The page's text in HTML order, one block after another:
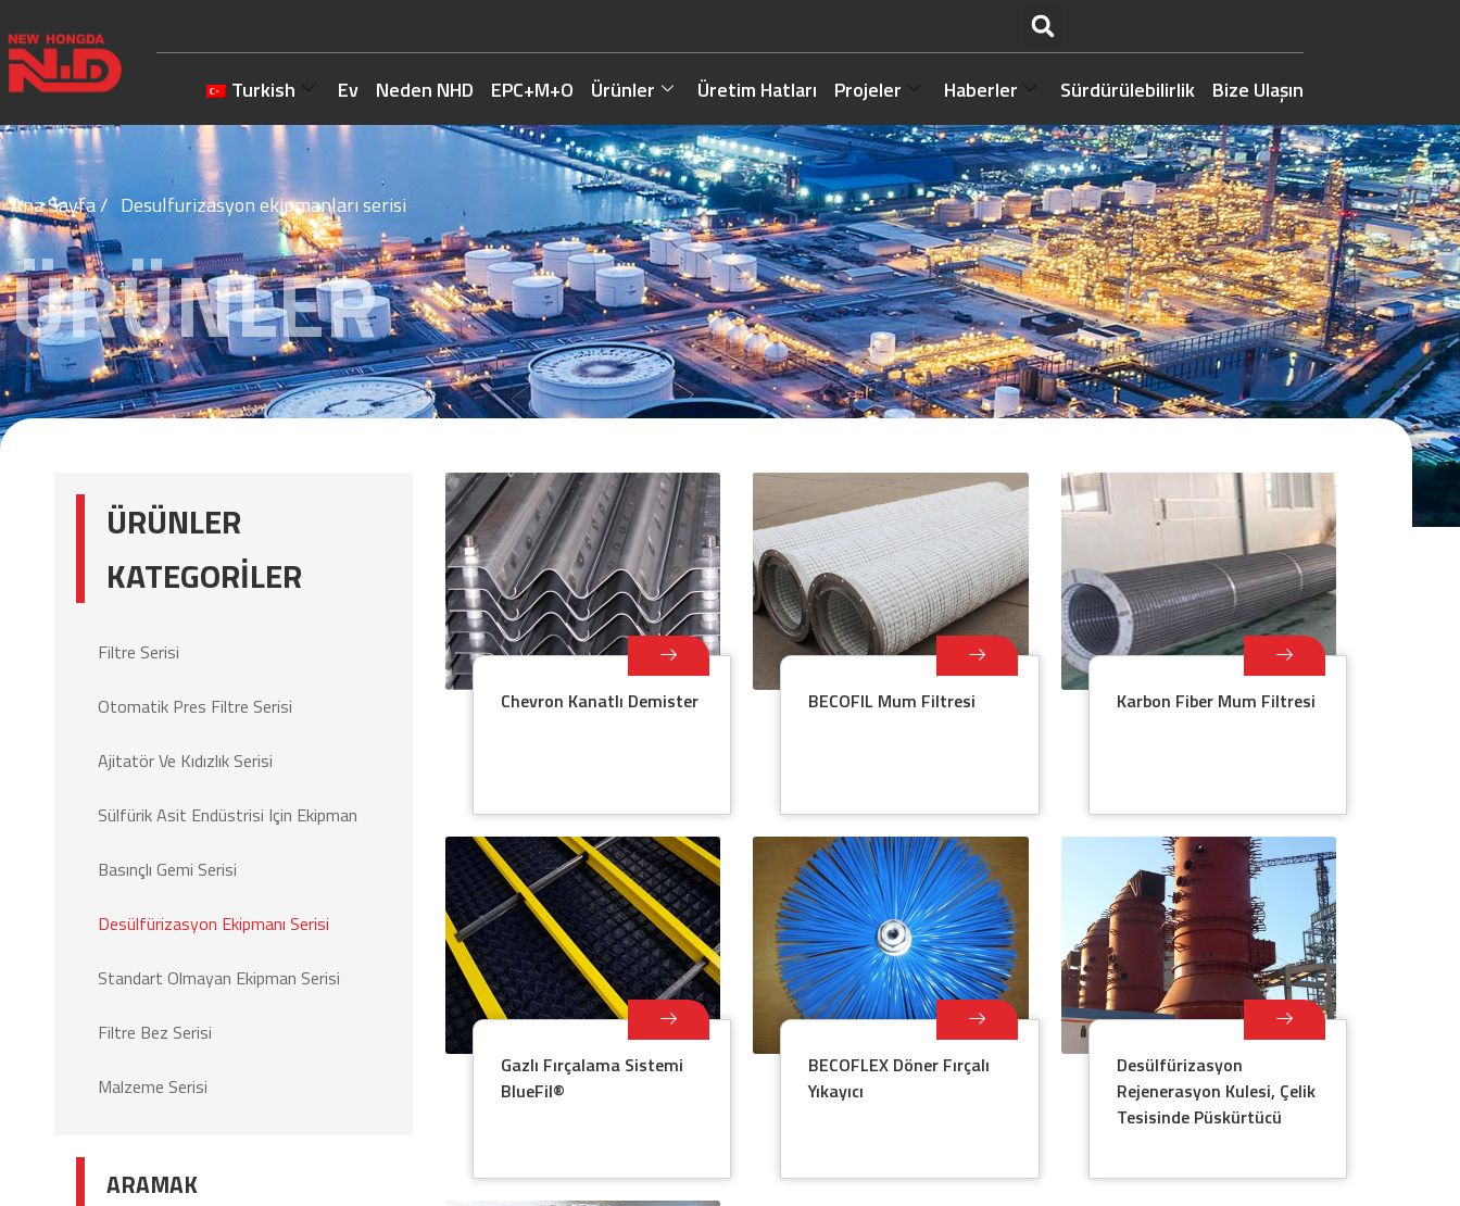
Turkish Ev Neden NHD EPC+M+O Ürünler Üretim Hatları Projeler Haberler Sürdürülebilirlik Bize Ulaşın
Ana Sayfa/ Desulfurizasyon ekipmanları serisi
ÜRÜNLER
ÜRÜNLER
KATEGORILER
Filtre Serisi
Otomatik Pres Filtre Serisi
Ajitatör Ve Kıdızlık Serisi
Sülfürik Asit Endüstrisi Için Ekipman
Basınçlı Gemi Serisi
Desülfürizasyon Ekipmanı Serisi
Standart Olmayan Ekipman Serisi
Filtre Bez Serisi
Malzeme Serisi
ARAMAK
Chevron Kanatlı Demister BECOFIL Mum Filtresi Karbon Fiber Mum Filtresi
Gazlı Fırçalama Sistemi
BlueFil®
BECOFLEX Döner Fırçalı
Yıkayıcı
Desülfürizasyon
Rejenerasyon Kulesi, Çelik
Tesisinde Püskürtücü